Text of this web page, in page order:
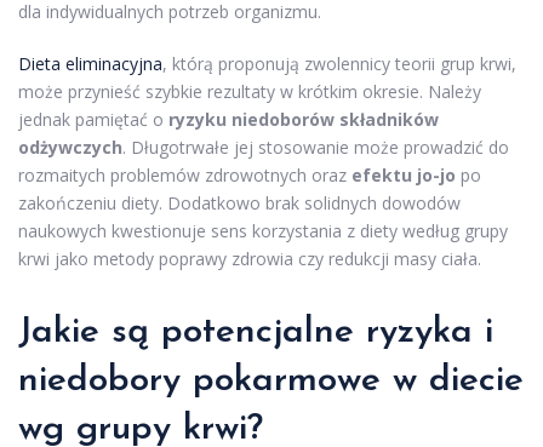
dla indywidualnych potrzeb organizmu.
Dieta eliminacyjna, którą proponują zwolennicy teorii grup krwi,
może przynieść szybkie rezultaty w krótkim okresie. Należy
jednak pamiętać o ryzyku niedoborów składników
odżywczych. Długotrwałe jej stosowanie może prowadzić do
rozmaitych problemów zdrowotnych oraz efektu jo-jo po
zakończeniu diety. Dodatkowo brak solidnych dowodów
naukowych kwestionuje sens korzystania z diety według grupy
krwi jako metody poprawy zdrowia czy redukcji masy ciała.
Jakie są potencjalne ryzyka i
niedobory pokarmowe w diecie
wg grupy krwi?